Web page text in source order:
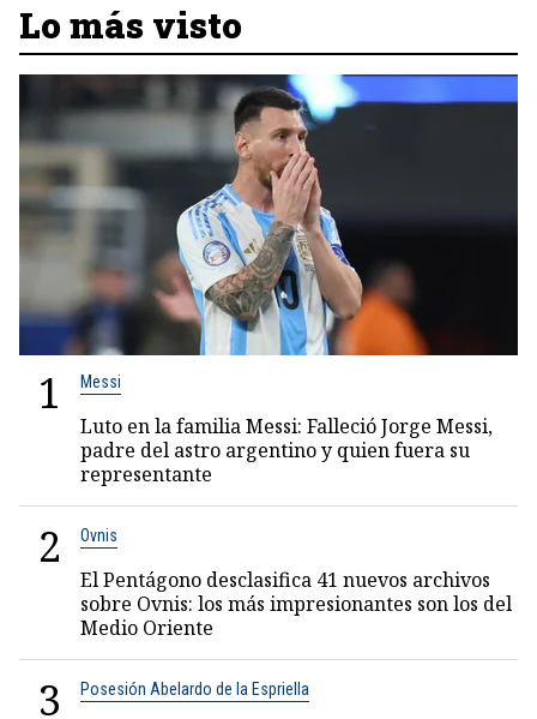
Lo más visto
1 Messi
Luto en la familia Messi: Falleció Jorge Messi,
padre del astro argentino y quien fuera su
representante
2 Ovnis
El Pentágono desclasifica 41 nuevos archivos
sobre Ovnis: los más impresionantes son los del
Medio Oriente
3 Posesión Abelardo de la Espriella